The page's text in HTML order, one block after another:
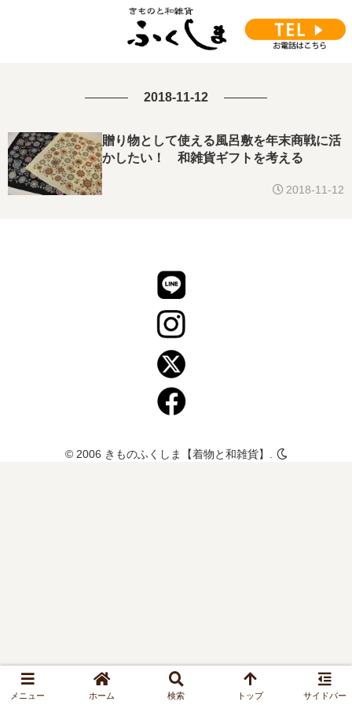
2018-11-12
贈り物として使える風呂敷を年末商戦に活
かしたい！ 和雑貨ギフトを考える
2018-11-12
© 2006 きものふくしま【着物と和雑貨】.
メニュー ホーム 検索 トップ サイドバー